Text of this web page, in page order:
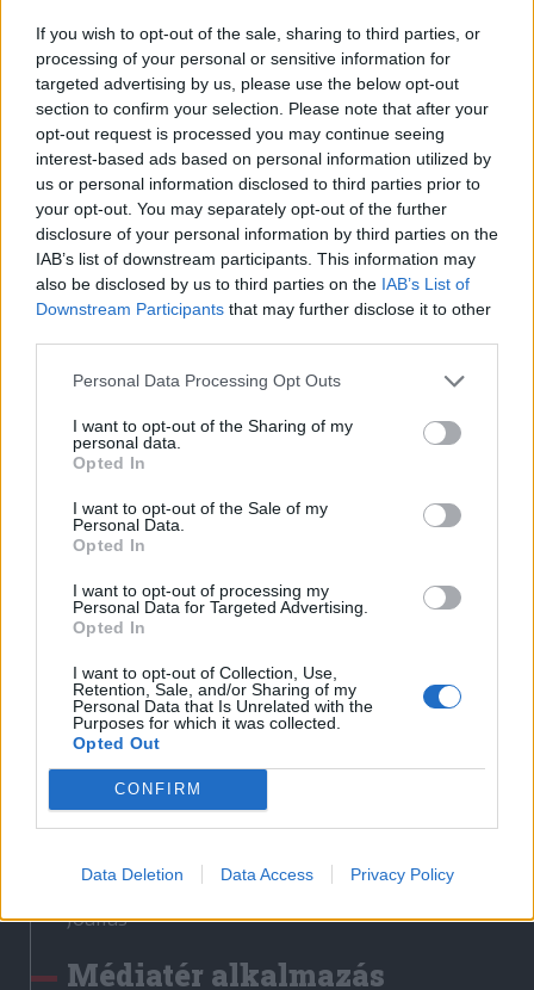
If you wish to opt-out of the sale, sharing to third parties, or
processing of your personal or sensitive information for
targeted advertising by us, please use the below opt-out
section to confirm your selection. Please note that after your
opt-out request is processed you may continue seeing
interest-based ads based on personal information utilized by
us or personal information disclosed to third parties prior to
your opt-out. You may separately opt-out of the further
disclosure of your personal information by third parties on the
IAB’s list of downstream participants. This information may
also be disclosed by us to third parties on the IAB’s List of
Downstream Participants that may further disclose it to other
Personal Data Processing Opt Outs
I want to opt-out of the Sharing of my
personal data.
Opted In
I want to opt-out of the Sale of my
Personal Data.
Opted In
I want to opt-out of processing my
Personal Data for Targeted Advertising.
Opted In
I want to opt-out of Collection, Use,
Retention, Sale, and/or Sharing of my
Personal Data that Is Unrelated with the
Purposes for which it was collected.
Opted Out
CONFIRM
Data Deletion Data Access Privacy Policy
Hasznos
Impresszum
Szerzői jogok
Adatvédelmi tájékoztató
Cookie-kezelési tájékoztató
Hozzászólási szabályzat
Nyomtatott lapjaink archívuma
Székely Hírmondó archívuma
Sütibeállítások
Médiatér
Liget
Krónika
Bihari Napló
Erdélyi Napló
Főtér
Rádió GaGa
Jóállás
Médiatér alkalmazás